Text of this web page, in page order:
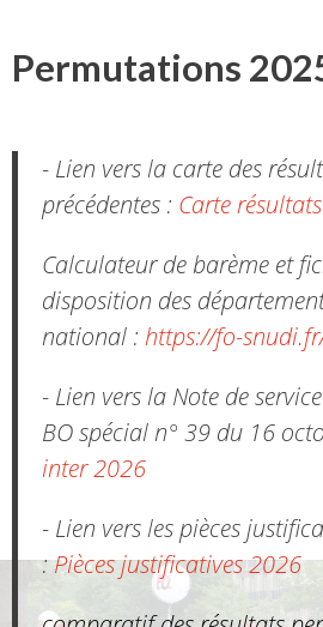
Permutations
- Lien vers la carte des
précédentes : Carte résultats
Calculateur de barème et
disposition des
national : https://fo-
- Lien vers la Note de
BO spécial n° 39 du 16
inter 2026
- Lien vers les pièces
:Pièces justificatives 2026